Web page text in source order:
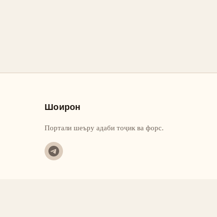
Шоирон
Портали шеъру адаби тоҷик ва форс.